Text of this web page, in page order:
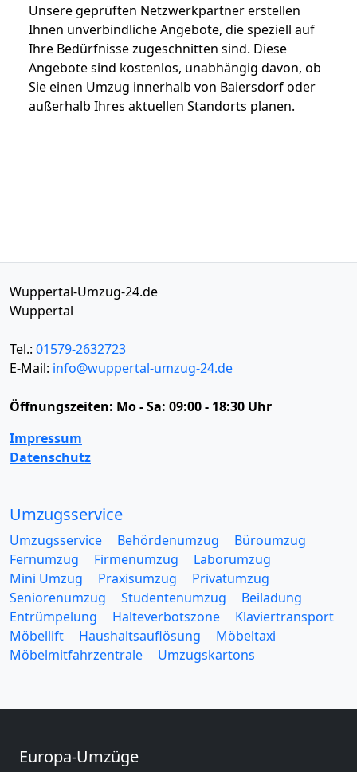
Unsere geprüften Netzwerkpartner erstellen
Ihnen unverbindliche Angebote, die speziell auf
Ihre Bedürfnisse zugeschnitten sind. Diese
Angebote sind kostenlos, unabhängig davon, ob
Sie einen Umzug innerhalb von Baiersdorf oder
außerhalb Ihres aktuellen Standorts planen.
Wuppertal-Umzug-24.de
Wuppertal
Tel.: 01579-2632723
E-Mail: info@wuppertal-umzug-24.de
Öffnungszeiten: Mo - Sa: 09:00 - 18:30 Uhr
Impressum
Datenschutz
Umzugsservice
Umzugsservice Behördenumzug
Büroumzug
Fernumzug
Firmenumzug
Laborumzug
Mini Umzug
Praxisumzug
Privatumzug
Seniorenumzug
Studentenumzug
Beiladung
Entrümpelung
Halteverbotszone
Klaviertransport
Möbellift
Haushaltsauflösung
Möbeltaxi
Möbelmitfahrzentrale
Umzugskartons
Europa-Umzüge